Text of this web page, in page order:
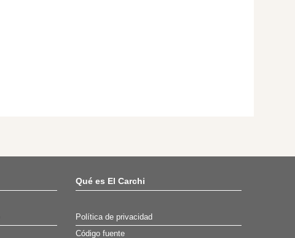
Qué es El Carchi
Política de privacidad
Código fuente